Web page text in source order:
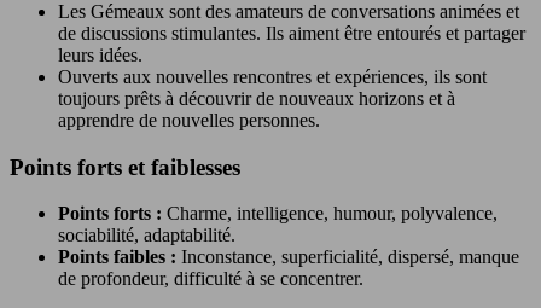
Les Gémeaux sont des amateurs de conversations animées et
de discussions stimulantes. Ils aiment être entourés et partager
leurs idées.
Ouverts aux nouvelles rencontres et expériences, ils sont
toujours prêts à découvrir de nouveaux horizons et à
apprendre de nouvelles personnes.
Points forts et faiblesses
Points forts : Charme, intelligence, humour, polyvalence,
sociabilité, adaptabilité.
Points faibles : Inconstance, superficialité, dispersé, manque
de profondeur, difficulté à se concentrer.